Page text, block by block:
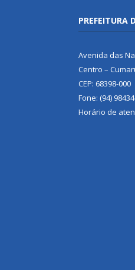
PREFEITURA
Avenida das
Centro –
CEP: 68398-000
Fone: (94)
Horário de